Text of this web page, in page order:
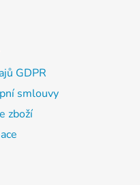
GDPR
smlouvy
zboží